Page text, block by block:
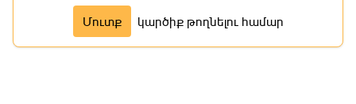
Մուտք կարծիք թողնելու համար